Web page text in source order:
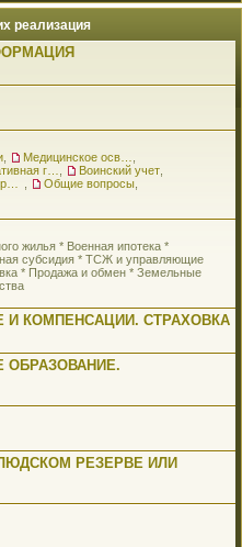
реализация
Воинский учет
Общие вопросы
жилья * Военная ипотека *
субсидия * ТСЖ и управляющие
* Продажа и обмен * Земельные
КОМПЕНСАЦИИ. СТРАХОВКА
ОБРАЗОВАНИЕ.
РЕЗЕРВЕ ИЛИ